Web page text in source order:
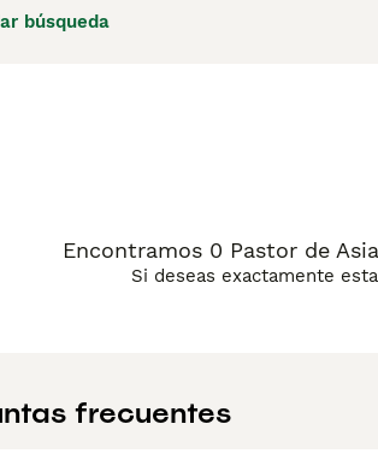
se les conoce como Ovcharka de Asia
compra de Pastor de Asia Central
búsqueda
Encontramos 0 Pastor de
Si deseas exactamente
frecuentes